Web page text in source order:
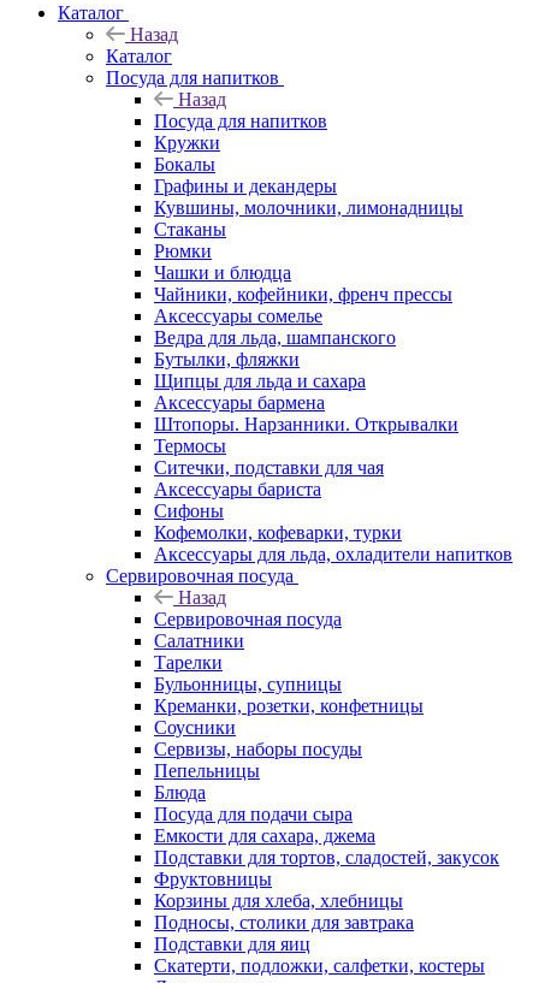
Каталог
Назад
Каталог
Посуда для напитков
Назад
Посуда для напитков
Кружки
Бокалы
Графины и декандеры
Кувшины, молочники, лимонадницы
Стаканы
Рюмки
Чашки и блюдца
Чайники, кофейники, френч прессы
Аксессуары сомелье
Ведра для льда, шампанского
Бутылки, фляжки
Щипцы для льда и сахара
Аксессуары бармена
Штопоры. Нарзанники. Открывалки
Термосы
Ситечки, подставки для чая
Аксессуары бариста
Сифоны
Кофемолки, кофеварки, турки
Аксессуары для льда, охладители напитков
Сервировочная посуда
Назад
Сервировочная посуда
Салатники
Тарелки
Бульонницы, супницы
Креманки, розетки, конфетницы
Соусники
Сервизы, наборы посуды
Пепельницы
Блюда
Посуда для подачи сыра
Емкости для сахара, джема
Подставки для тортов, сладостей, закусок
Фруктовницы
Корзины для хлеба, хлебницы
Подносы, столики для завтрака
Подставки для яиц
Скатерти, подложки, салфетки, костеры